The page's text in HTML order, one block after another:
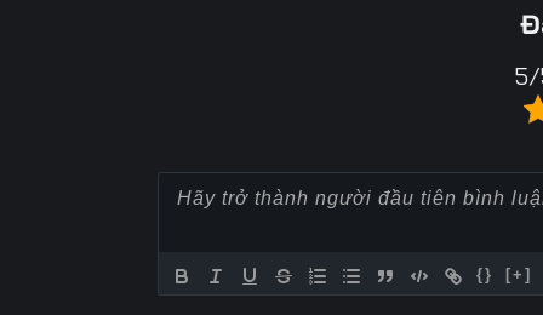
Tập 68 Tập 69
5/
{} [+]